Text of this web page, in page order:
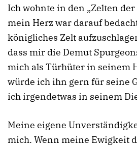
Ich wohnte in den „Zelten der
mein Herz war darauf
königliches Zelt
dass mir die Demut
mich als Türhüter in seinem
würde ich ihn gern für seine
ich irgendetwas in seinem
Meine eigene
mich. Wenn meine Ewigkeit